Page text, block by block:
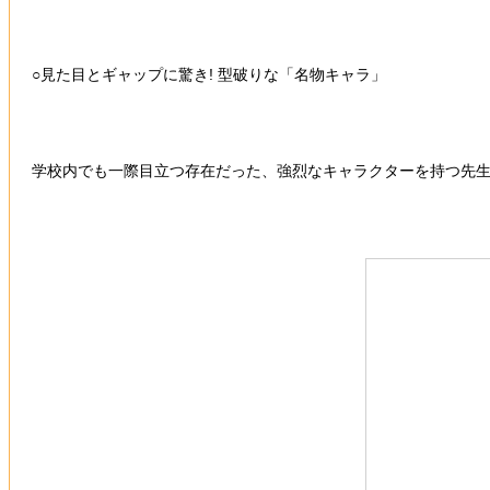
○見た目とギャップに驚き! 型破りな「名物キャラ」
学校内でも一際目立つ存在だった、強烈なキャラクターを持つ先生